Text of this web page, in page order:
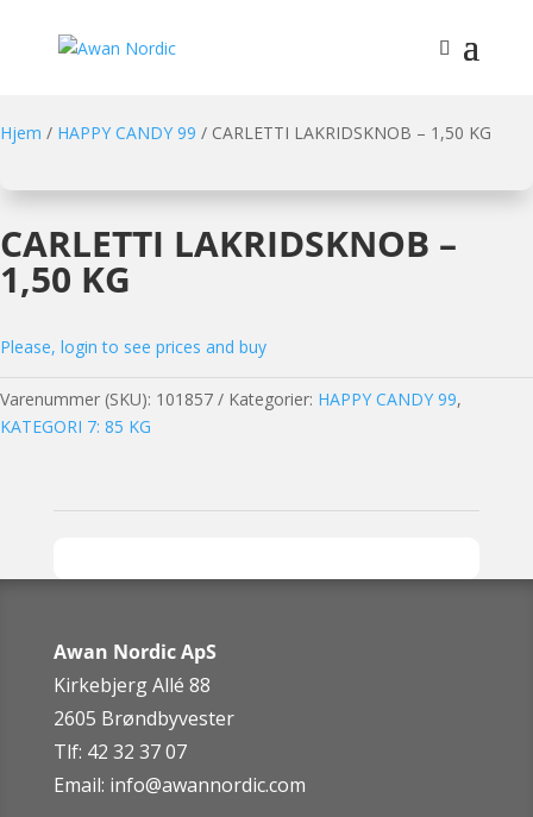
Hjem / HAPPY CANDY 99 / CARLETTI LAKRIDSKNOB – 1,50 KG
CARLETTI LAKRIDSKNOB –
1,50 KG
Please, login to see prices and buy
Varenummer (SKU): 101857 Kategorier: HAPPY CANDY 99,
KATEGORI 7: 85 KG
Awan Nordic ApS
Kirkebjerg Allé 88
2605 Brøndbyvester
Tlf: 42 32 37 07
Email: info@awannordic.com